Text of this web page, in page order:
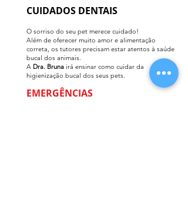
CUIDADOS DENTAIS
O sorriso do seu pet merece cuidado!
Além de oferecer muito amor e alimentação
correta, os tutores precisam estar atentos à saúde
bucal dos animais.
A Dra. Bruna irá ensinar como cuidar da
higienização bucal dos seus pets.
EMERGÊNCIAS